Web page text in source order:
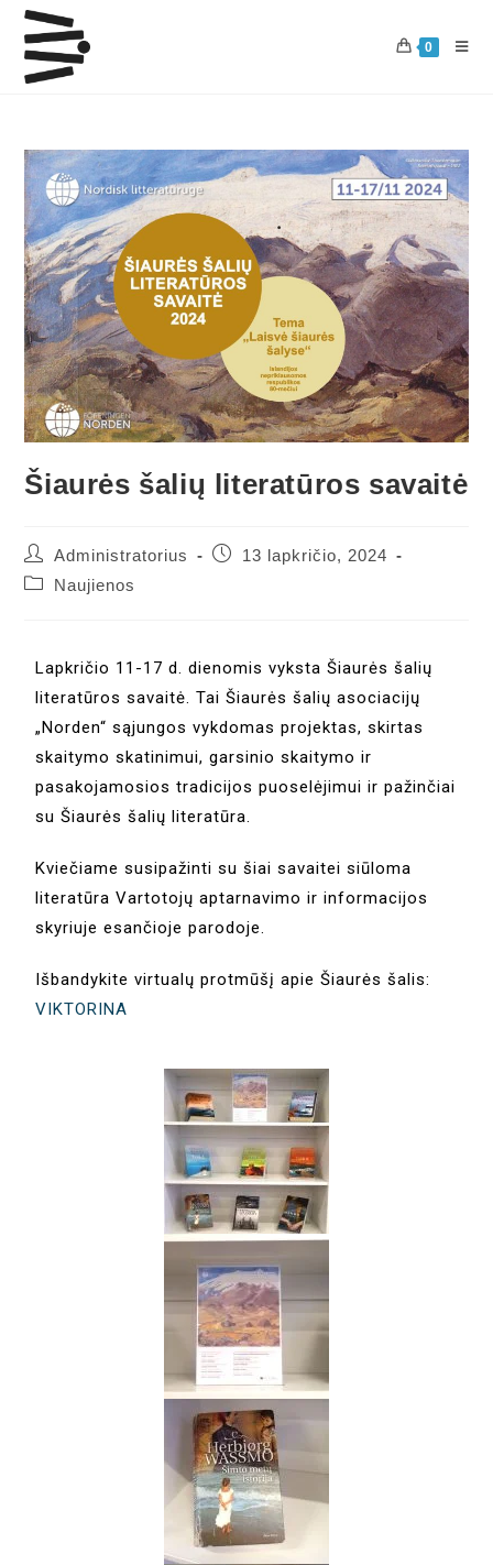
0
Šiaurės šalių literatūros savaitė
Administratorius
13 lapkričio, 2024
Naujienos
Lapkričio 11-17 d. dienomis vyksta Šiaurės šalių
literatūros savaitė. Tai Šiaurės šalių asociacijų
„Norden“ sąjungos vykdomas projektas, skirtas
skaitymo skatinimui, garsinio skaitymo ir
pasakojamosios tradicijos puoselėjimui ir pažinčiai
su Šiaurės šalių literatūra.
Kviečiame susipažinti su šiai savaitei siūloma
literatūra Vartotojų aptarnavimo ir informacijos
skyriuje esančioje parodoje.
Išbandykite virtualų protmūšį apie Šiaurės šalis:
VIKTORINA